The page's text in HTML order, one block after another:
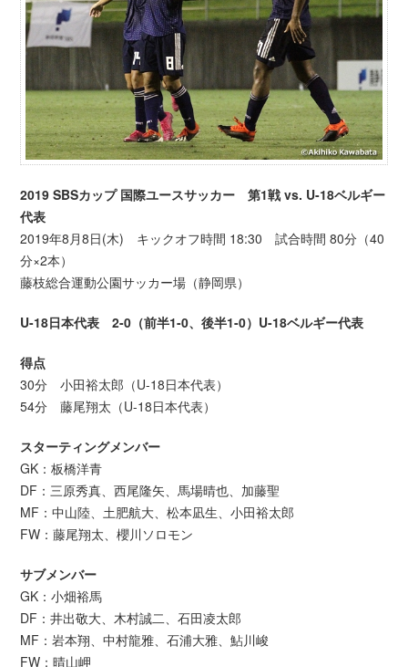
2019 SBSカップ 国際ユースサッカー第1戦 vs. U-18ベルギー
代表
2019年8月8日(木) キックオフ時間 18:30 試合時間 80分（40
分×2本）
藤枝総合運動公園サッカー場（静岡県）
U-18日本代表 2-0（前半1-0、後半1-0）U-18ベルギー代表
得点
30分 小田裕太郎（U-18日本代表）
54分 藤尾翔太（U-18日本代表）
スターティングメンバー
GK：板橋洋青
DF：三原秀真、西尾隆矢、馬場晴也、加藤聖
MF：中山陸、土肥航大、松本凪生、小田裕太郎
FW：藤尾翔太、櫻川ソロモン
サブメンバー
GK：小畑裕馬
DF：井出敬大、木村誠二、石田凌太郎
MF：岩本翔、中村龍雅、石浦大雅、鮎川峻
FW：晴山岬